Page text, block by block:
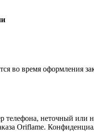
во время оформления
телефона, неточный или
Oriflame.